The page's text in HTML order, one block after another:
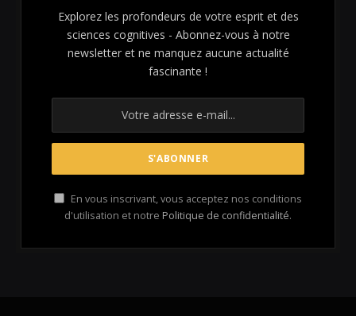
Explorez les profondeurs de votre esprit et des
sciences cognitives - Abonnez-vous à notre
newsletter et ne manquez aucune actualité
fascinante !
En vous inscrivant, vous acceptez nos conditions
d'utilisation et notre Politique de confidentialité.